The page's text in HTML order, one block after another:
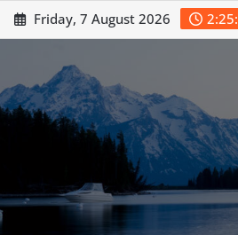
Skip
to
Friday, 7 August 2026